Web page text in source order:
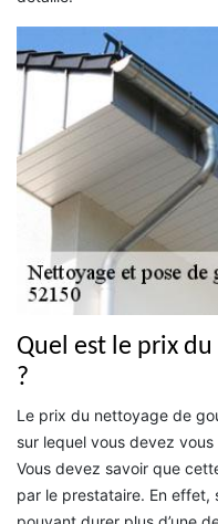
Quel est le prix
?
Le prix du nettoyage de
sur lequel vous devez vous
Vous devez savoir que
par le prestataire. En effet,